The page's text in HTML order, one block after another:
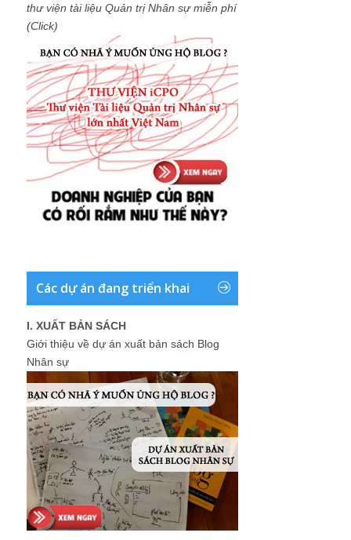
thư viện tài liệu Quản trị Nhân sự miễn phí
(Click)
Các dự án đang triển khai
I. XUẤT BẢN SÁCH
Giới thiệu về dự án xuất bản sách Blog
Nhân sự